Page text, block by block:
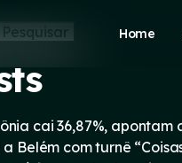
Home
Pesquisar
cai 36,87%, apontam
Belém com turnê